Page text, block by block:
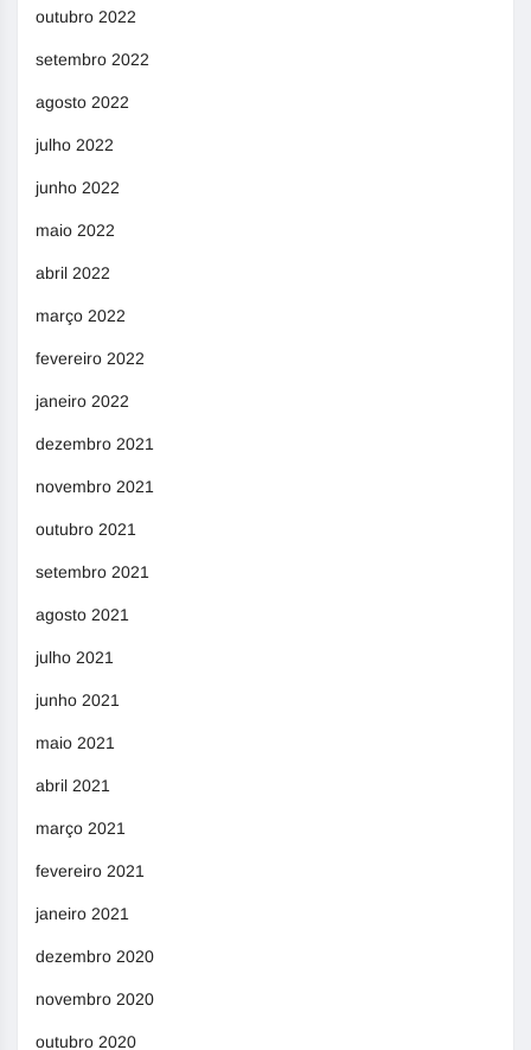
outubro 2022
setembro 2022
agosto 2022
julho 2022
junho 2022
maio 2022
abril 2022
março 2022
fevereiro 2022
janeiro 2022
dezembro 2021
novembro 2021
outubro 2021
setembro 2021
agosto 2021
julho 2021
junho 2021
maio 2021
abril 2021
março 2021
fevereiro 2021
janeiro 2021
dezembro 2020
novembro 2020
outubro 2020